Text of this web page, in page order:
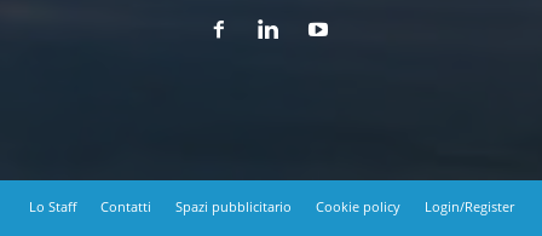
Lo Staff Contatti Spazi pubblicitario Cookie policy
Login/Register